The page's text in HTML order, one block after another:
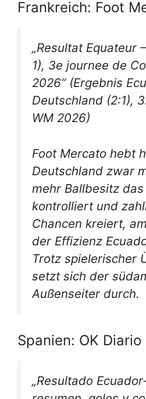
Frankreich: Foot
„Resultat Equateur
1), 3e journee de
2026“(Ergebnis
Deutschland (2:1),
WM 2026)
Foot Mercato hebt
Deutschland zwar
mehr Ballbesitz das
kontrolliert und
Chancen kreiert,
der Effizienz
Trotz spielerischer
setzt sich der
Außenseiter durch.
Spanien: OK Diario
„Resultado